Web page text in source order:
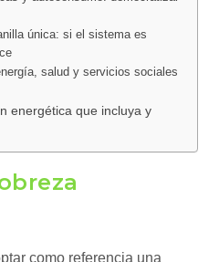
única: si el sistema es
salud y servicios sociales
energética que incluya y
como referencia una